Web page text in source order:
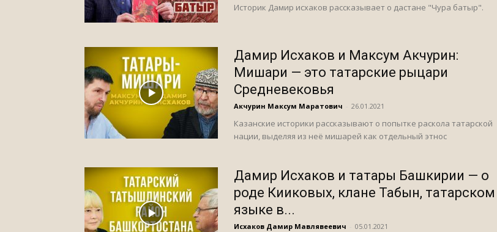
Историк Дамир исхаков рассказывает о дастане "Чура батыр".
Дамир Исхаков и Максум Акчурин:
Мишари — это татарские рыцари
Средневековья
Акчурин Максум Маратович 26.01.2021
Казанские историки рассказывают о попытке раскола татарской
нации, выделяя из неё мишарей как отдельный этнос
Дамир Исхаков и татары Башкирии — о
роде Кииковых, клане Табын, татарском
языке в...
Исхаков Дамир Мавлявеевич 05.01.2021